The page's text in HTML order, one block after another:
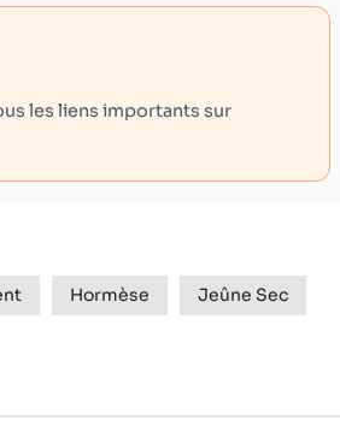
les liens importants sur
Hormèse Jeûne Sec